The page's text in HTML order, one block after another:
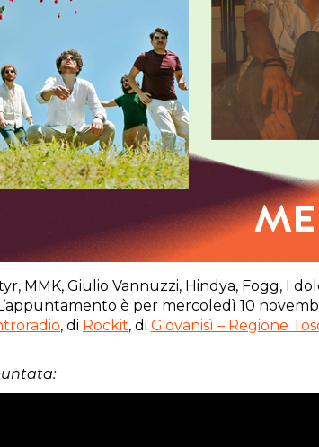
MMK, Giulio Vannuzzi, Hindya, Fogg, I
è per mercoledì 10
, di Rockit, di Giovanisì – Regione